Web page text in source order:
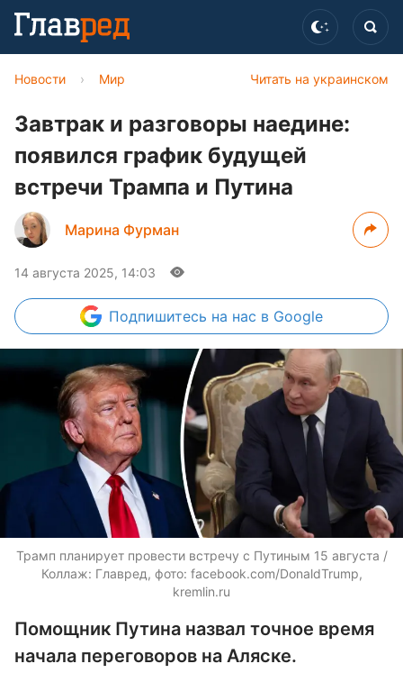
Читать на украинском
Новости › Мир
Завтрак и разговоры наедине:
появился график будущей
встречи Трампа и Путина
Марина Фурман
14 августа 2025, 14:03
Подпишитесь на нас в Google
Трамп планирует провести встречу с Путиным 15 августа /
Коллаж: Главред, фото: facebook.com/DonaldTrump,
kremlin.ru
Помощник Путина назвал точное время
начала переговоров на Аляске.